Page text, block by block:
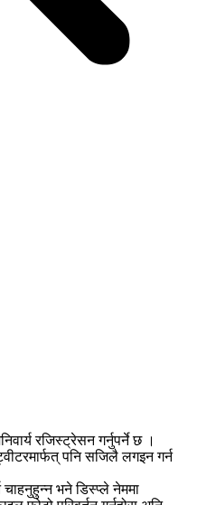
रजिस्ट्रेसन गर्नुपर्ने छ ।
पनि सजिलै लगइन गर्न
चाहनुहुन्न भने डिस्प्ले नेममा